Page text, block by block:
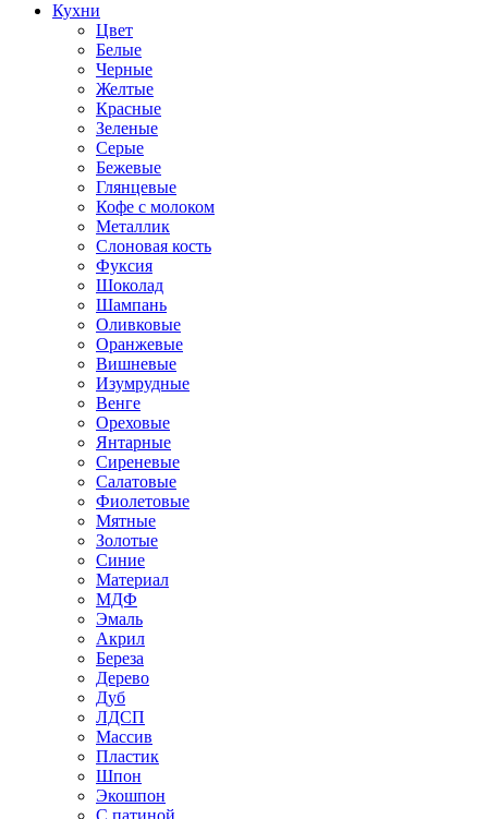
Кухни
Цвет
Белые
Черные
Желтые
Красные
Зеленые
Серые
Бежевые
Глянцевые
Кофе с молоком
Металлик
Слоновая кость
Фуксия
Шоколад
Шампань
Оливковые
Оранжевые
Вишневые
Изумрудные
Венге
Ореховые
Янтарные
Сиреневые
Салатовые
Фиолетовые
Мятные
Золотые
Синие
Материал
МДФ
Эмаль
Акрил
Береза
Дерево
Дуб
ЛДСП
Массив
Пластик
Шпон
Экошпон
С патиной